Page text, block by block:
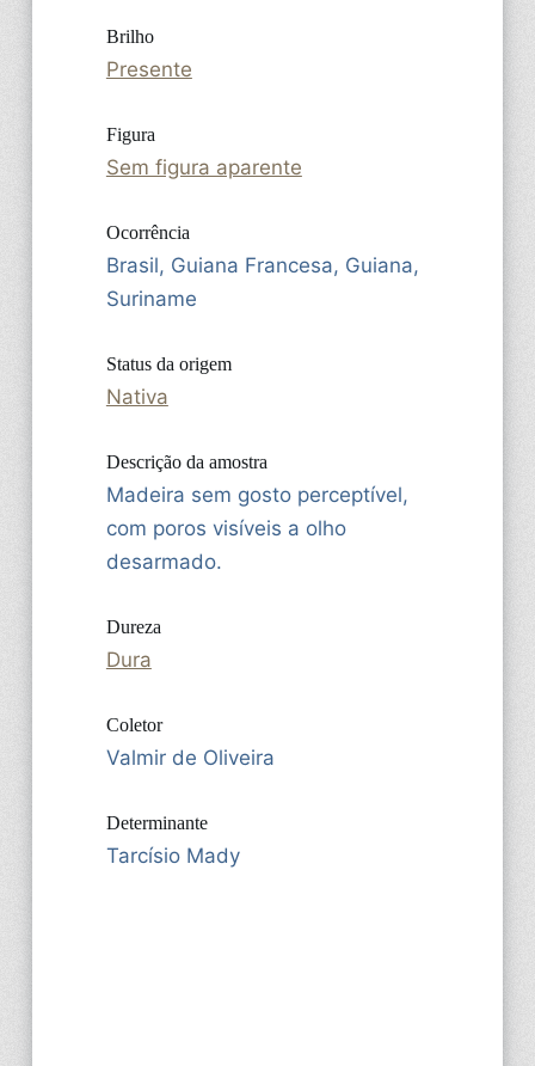
Brilho
Presente
Figura
Sem figura aparente
Ocorrência
Brasil, Guiana Francesa, Guiana,
Suriname
Status da origem
Nativa
Descrição da amostra
Madeira sem gosto perceptível,
com poros visíveis a olho
desarmado.
Dureza
Dura
Coletor
Valmir de Oliveira
Determinante
Tarcísio Mady